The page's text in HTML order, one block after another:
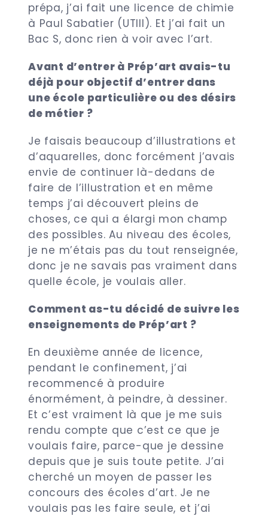
prépa, j’ai fait une licence de chimie
à Paul Sabatier (UTIII). Et j’ai fait un
Bac S, donc rien à voir avec l’art.
Avant d’entrer à Prép’art avais-tu
déjà pour objectif d’entrer dans
une école particulière ou des désirs
de métier ?
Je faisais beaucoup d’illustrations et
d’aquarelles, donc forcément j’avais
envie de continuer là-dedans de
faire de l’illustration et en même
temps j’ai découvert pleins de
choses, ce qui a élargi mon champ
des possibles. Au niveau des écoles,
je ne m’étais pas du tout renseignée,
donc je ne savais pas vraiment dans
quelle école, je voulais aller.
Comment as-tu décidé de suivre les
enseignements de Prép’art ?
En deuxième année de licence,
pendant le confinement, j’ai
recommencé à produire
énormément, à peindre, à dessiner.
Et c’est vraiment là que je me suis
rendu compte que c’est ce que je
voulais faire, parce-que je dessine
depuis que je suis toute petite. J’ai
cherché un moyen de passer les
concours des écoles d’art. Je ne
voulais pas les faire seule, et j’ai